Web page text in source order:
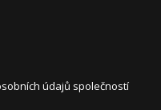
údajů společností